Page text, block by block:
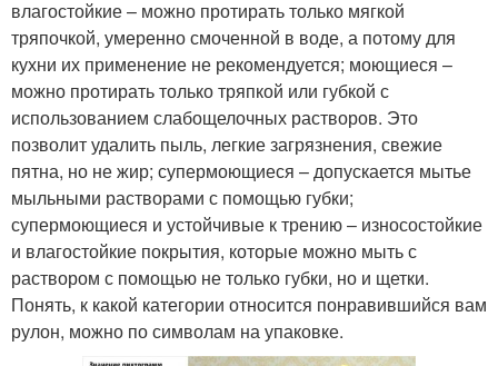
влагостойкие – можно протирать только мягкой
тряпочкой, умеренно смоченной в воде, а потому для
кухни их применение не рекомендуется; моющиеся –
можно протирать только тряпкой или губкой с
использованием слабощелочных растворов. Это
позволит удалить пыль, легкие загрязнения, свежие
пятна, но не жир; супермоющиеся – допускается мытье
мыльными растворами с помощью губки;
супермоющиеся и устойчивые к трению – износостойкие
и влагостойкие покрытия, которые можно мыть с
раствором с помощью не только губки, но и щетки.
Понять, к какой категории относится понравившийся вам
рулон, можно по символам на упаковке.